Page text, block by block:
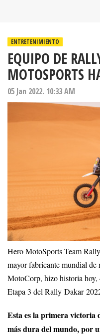
ENTRETENIMIENTO
EQUIPO DE
MOTOSPORTS
05 Jan 2022. 10:33 AM
Hero MotoSports Team
mayor fabricante mundial
MotoCorp, hizo historia hoy,
Etapa 3 del Rally Dakar
Esta es la primera victoria
más dura del mundo, por